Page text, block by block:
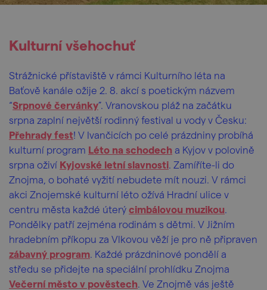
Kulturní všehochuť
Strážnické přístaviště v rámci Kulturního léta na
Baťově kanále ožije 2. 8. akcí s poetickým názvem
“Srpnové červánky”. Vranovskou pláž na začátku
srpna zaplní největší rodinný festival u vody v Česku:
Přehrady fest! V Ivančicích po celé prázdniny probíhá
kulturní program Léto na schodech a Kyjov v polovině
srpna oživí Kyjovské letní slavnosti. Zamíříte-li do
Znojma, o bohaté vyžití nebudete mít nouzi. V rámci
akci Znojemské kulturní léto ožívá Hradní ulice v
centru města každé úterý cimbálovou muzikou.
Pondělky patří zejména rodinám s dětmi. V Jižním
hradebním příkopu za Vlkovou věží je pro ně připraven
zábavný program. Každé prázdninové pondělí a
středu se přidejte na speciální prohlídku Znojma
Večerní město v pověstech. Ve Znojmě vás ještě